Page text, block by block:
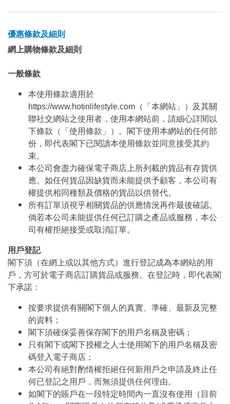
優惠條款及細則
網上購物條款及細則
一般條款
本使用條款適用於
https://www.hotinlifestyle.com（「本網站」）及其關
聯社交網站之使用者，使用本網站前，請細心詳閱以
下條款（「使用條款」）。閣下使用本網站的任何部
份，即代表閣下已閱讀本使用條款並同意接受其約
束。
本公司會盡力確保電子商店上所列載的貨品有存貨供
應。如任何貨品因缺貨而未能提供予顧客，本公司有
權提供相同種類及價格的貨品以供替代。
所有訂單須視乎相關貨品的供應情況再作最後確認。
倘若本公司未能提供任何已訂購之產品或服務，本公
司有權拒絕接受或取消訂單。
用戶登記
閣下須（在網上或以其他方式）進行登記成為本網站的用
戶，方可於電子商店訂購貨品或服務。在登記時，即代表閣
下承諾：
按要求提供有關閣下個人的真實、準確、最新及完整
的資料；
閣下須確保妥善保存閣下的用戶名稱及密碼；
只有閣下或閣下授權之人士使用閣下的用戶名稱及密
碼登入電子商店；
本公司有絕對酌情權拒絕任何新用戶之申請及終止任
何已登記之用戶，而無須提供任何理由。
如閣下的賬戶在一段特定時間內一直沒有使用（目前